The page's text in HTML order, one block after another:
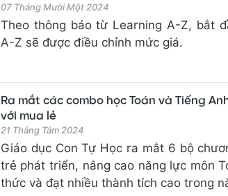
07 Tháng Mười Một 2024
Theo thông báo từ Learning A-Z, bắt
A-Z sẽ được điều chỉnh mức giá.
Ra mắt các combo học Toán và Tiếng
với mua lẻ
21 Tháng Tám 2024
Giáo dục Con Tự Học ra mắt 6 bộ
trẻ phát triển, nâng cao năng lực môn
thức và đạt nhiều thành tích cao trong